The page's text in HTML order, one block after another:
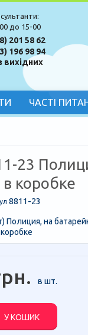
до 15-00
201 58 62
196 98 94
вихідних
ЧАСТІ
23
в коробке
8811-23
на
в шт.
У КОШИК